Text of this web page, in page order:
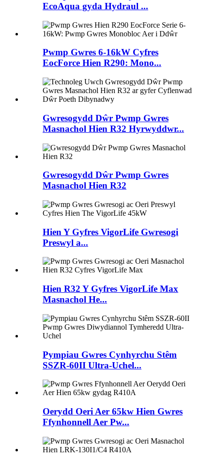
EcoAqua gyda Hydraul ...
Pwmp Gwres 6-16kW Cyfres
EocForce Hien R290: Mono...
Gwresogydd Dŵr Pwmp Gwres
Masnachol Hien R32 Hyrwyddwr...
Gwresogydd Dŵr Pwmp Gwres
Masnachol Hien R32
Hien Y Gyfres VigorLife Gwresogi
Preswyl a...
Hien R32 Y Gyfres VigorLife Max
Masnachol He...
Pympiau Gwres Cynhyrchu Stêm
SSZR-60II Ultra-Uchel...
Oerydd Oeri Aer 65kw Hien Gwres
Ffynhonnell Aer Pw...